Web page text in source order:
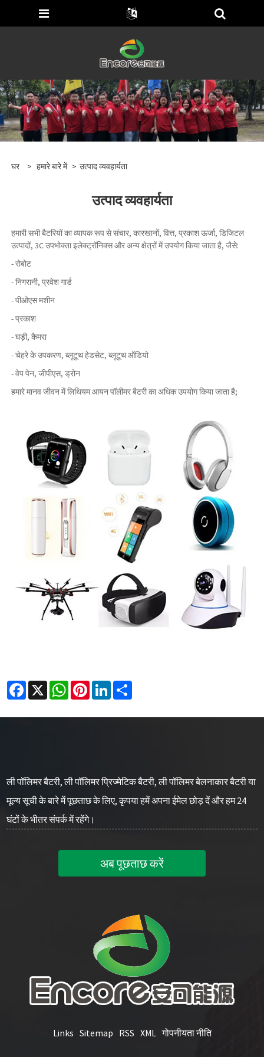
घर > हमारे बारे में > उत्पाद व्यवहार्यता
उत्पाद व्यवहार्यता
हमारी सभी बैटरियों का व्यापक रूप से संचार, कारखानों, वित्त, प्रकाश ऊर्जा, डिजिटल
उत्पादों, 3C उपभोक्ता इलेक्ट्रॉनिक्स और अन्य क्षेत्रों में उपयोग किया जाता है, जैसे:
- रोबोट
- निगरानी, ​​प्रवेश गार्ड
- पीओएस मशीन
- प्रकाश
- घड़ी, कैमरा
- चेहरे के उपकरण, ब्लूटूथ हेडसेट, ब्लूटूथ ऑडियो
- वेप पेन, जीपीएस, ड्रोन
हमारे मानव जीवन में लिथियम आयन पॉलीमर बैटरी का अधिक उपयोग किया जाता है;
Facebook
X WhatsAppPinterestLinkedIn
ली पॉलिमर बैटरी, ली पॉलिमर प्रिज्मेटिक बैटरी, ली पॉलिमर बेलनाकार बैटरी या
मूल्य सूची के बारे में पूछताछ के लिए, कृपया हमें अपना ईमेल छोड़ दें और हम 24
घंटों के भीतर संपर्क में रहेंगे।
अब पूछताछ करें
Links Sitemap RSS XML गोपनीयता नीति